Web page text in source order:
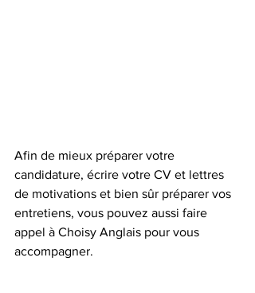
Afin de mieux préparer votre
candidature, écrire votre CV et lettres
de motivations et bien sûr préparer vos
entretiens, vous pouvez aussi faire
appel à Choisy Anglais pour vous
accompagner.